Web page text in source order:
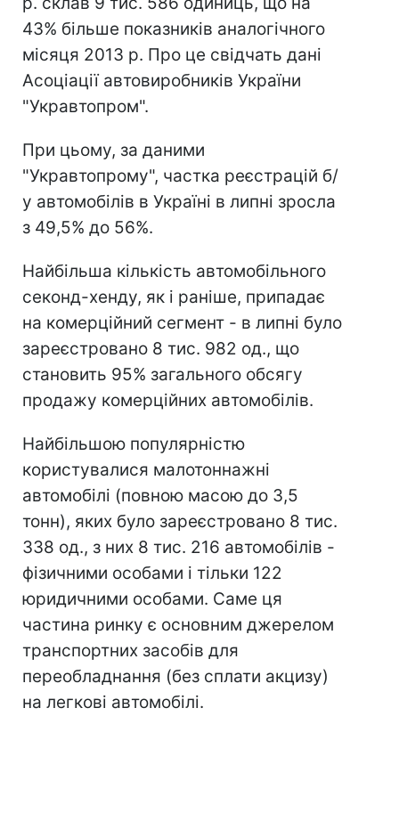
43% більше показників аналогічного
місяця 2013 р. Про це свідчать дані
Асоціації автовиробників України
"Укравтопром".
При цьому, за даними
"Укравтопрому", частка реєстрацій б/
у автомобілів в Україні в липні зросла
з 49,5% до 56%.
Найбільша кількість автомобільного
секонд-хенду, як і раніше, припадає
на комерційний сегмент - в липні було
зареєстровано 8 тис. 982 од., що
становить 95% загального обсягу
продажу комерційних автомобілів.
Найбільшою популярністю
користувалися малотоннажні
автомобілі (повною масою до 3,5
тонн), яких було зареєстровано 8 тис.
338 од., з них 8 тис. 216 автомобілів -
фізичними особами і тільки 122
юридичними особами. Саме ця
частина ринку є основним джерелом
транспортних засобів для
переобладнання (без сплати акцизу)
на легкові автомобілі.